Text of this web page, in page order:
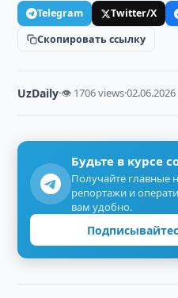
Telegram Twitter/X
Скопировать ссылку
UzDaily·👁 1706 views·02.06.2026
Будьте в курсе
Получайте главные
репортажи и
вам удобно.